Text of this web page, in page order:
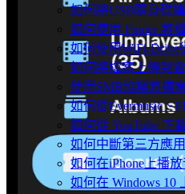
如何將USB隨身碟
如何使用 Finder 將
如何使用WiFi-Drive
如何將檔案上傳到
使用SMB協議將檔
如何從Evermusic、
如何從 YouTube 下
如何中斷第三方應
如何在iPhone上播
如何在 Windows 10